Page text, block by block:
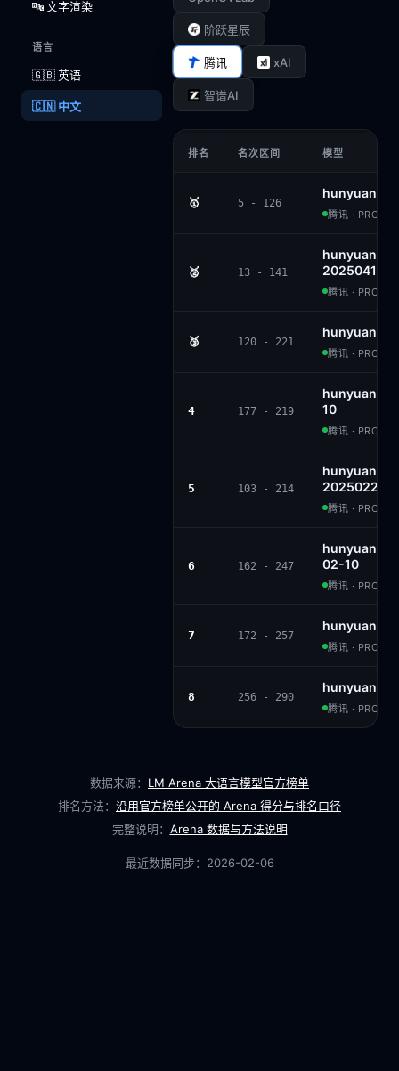
🔤 文字渲染
语言
🇬🇧 英语
🇨🇳 中文
阶跃星辰
腾讯 xAI
智谱AI
排名 名次区间 模型
🥇 5 - 126
hunyuan-
腾讯 ·
🥈 13 - 141
hunyuan-
20250416
腾讯 ·
🥉 120 - 221
hunyuan-
腾讯 ·
4 177 - 219
hunyuan-
10
腾讯 ·
5 103 - 214
hunyuan-
20250226
腾讯 ·
6 162 - 247
hunyuan-
02-10
腾讯 ·
7 172 - 257
hunyuan-
腾讯 ·
8 256 - 290
hunyuan-
腾讯 ·
数据来源： LM Arena 大语言模型官方榜单
排名方法： 沿用官方榜单公开的 Arena 得分与排名口径
完整说明： Arena 数据与方法说明
最近数据同步： 2026-02-06